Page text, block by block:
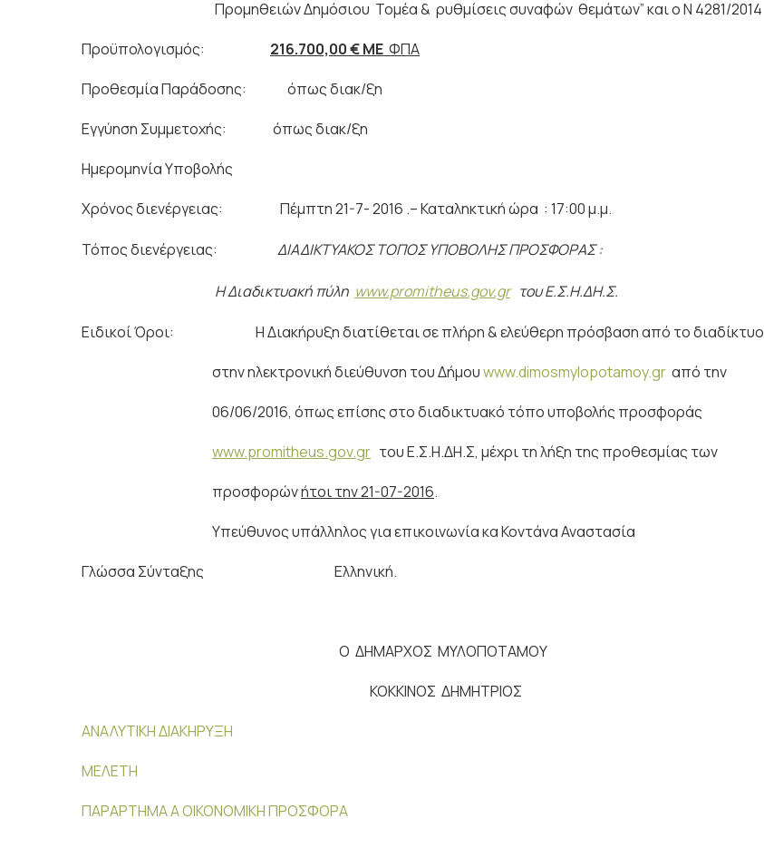
Προμηθειών Δημόσιου Τομέα & ρυθμίσεις συναφών θεμάτων” και ο Ν 4281/2014
Προϋπολογισμός: 216.700,00€ ΜΕ ΦΠΑ
Προθεσμία Παράδοσης: όπως διακ/ξη
Εγγύηση Συμμετοχής: όπως διακ/ξη
Ημερομηνία Υποβολής
Χρόνος διενέργειας: Πέμπτη 21-7- 2016 .– Καταληκτική ώρα : 17:00 μ.μ.
Τόπος διενέργειας: ΔΙΑΔΙΚΤΥΑΚΟΣ ΤΟΠΟΣ ΥΠΟΒΟΛΗΣ ΠΡΟΣΦΟΡΑΣ :
Η Διαδικτυακή πύλη www.promitheus.gov.grτου Ε.Σ.Η.ΔΗ.Σ.
Ειδικοί Όροι: Η Διακήρυξη διατίθεται σε πλήρη & ελεύθερη πρόσβαση από το διαδίκτυο
στην ηλεκτρονική διεύθυνση του Δήμουwww.dimosmylopotamoy.gr από την
06/06/2016, όπως επίσης στο διαδικτυακό τόπο υποβολής προσφοράς
www.promitheus.gov.gr του Ε.Σ.Η.ΔΗ.Σ, μέχρι τη λήξη της προθεσμίας των
προσφορώνήτοι την 21-07-2016.
Υπεύθυνος υπάλληλος για επικοινωνία κα Κοντάνα Αναστασία
Γλώσσα Σύνταξης Ελληνική.
Ο ΔΗΜΑΡΧΟΣ ΜΥΛΟΠΟΤΑΜΟΥ
ΚΟΚΚΙΝΟΣ ΔΗΜΗΤΡΙΟΣ
ΑΝΑΛΥΤΙΚΗ ΔΙΑΚΗΡΥΞΗ
ΜΕΛΕΤΗ
ΠΑΡΑΡΤΗΜΑ Α ΟΙΚΟΝΟΜΙΚΗ ΠΡΟΣΦΟΡΑ